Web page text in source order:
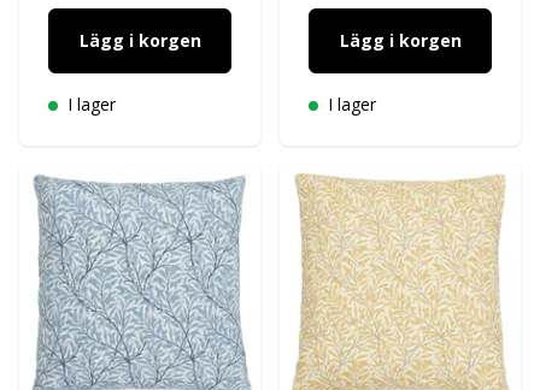
Lägg i korgen
I lager
Lägg i korgen
I lager